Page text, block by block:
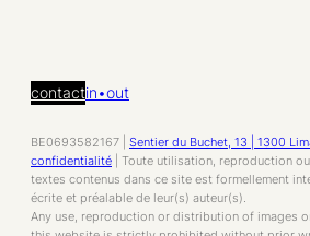
contactin•out
BE0693582167 | Sentier du Buchet, 13 | 1300
confidentialité | Toute utilisation, reproduction
textes contenus dans ce site est formellement
écrite et préalable de leur(s) auteur(s).
Any use, reproduction or distribution of images